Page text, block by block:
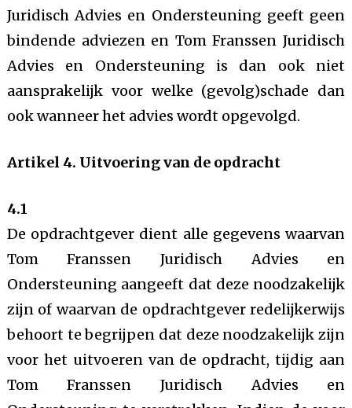
Juridisch Advies en Ondersteuning geeft geen
bindende adviezen en Tom Franssen Juridisch
Advies en Ondersteuning is dan ook niet
aansprakelijk voor welke (gevolg)schade dan
ook wanneer het advies wordt opgevolgd.
Artikel 4. Uitvoering van de opdracht
4.1
De opdrachtgever dient alle gegevens waarvan
Tom Franssen Juridisch Advies en
Ondersteuning aangeeft dat deze noodzakelijk
zijn of waarvan de opdrachtgever redelijkerwijs
behoort te begrijpen dat deze noodzakelijk zijn
voor het uitvoeren van de opdracht, tijdig aan
Tom Franssen Juridisch Advies en